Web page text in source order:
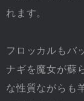
れます。
フロッカルもバ
ナギを魔女が蘇
な性質ながらも